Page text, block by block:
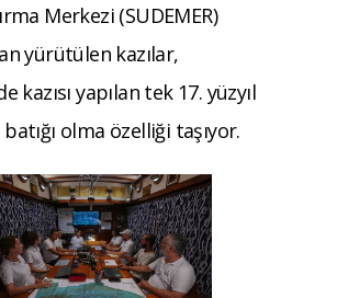
Merkezi (SUDEMER)
yürütülen kazılar,
kazısı yapılan tek 17. yüzyıl
batığı olma özelliği taşıyor.